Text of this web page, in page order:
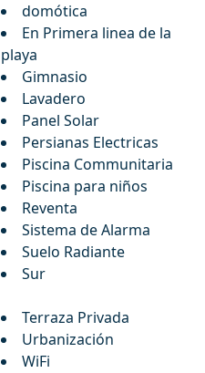
domótica
En Primera linea de la
playa
Gimnasio
Lavadero
Panel Solar
Persianas Electricas
Piscina Communitaria
Piscina para niños
Reventa
Sistema de Alarma
Suelo Radiante
Sur
Terraza Privada
Urbanización
WiFi